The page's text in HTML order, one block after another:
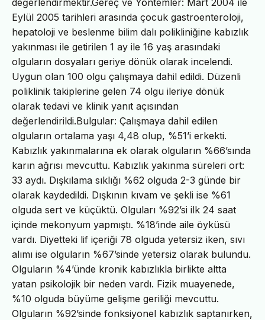
Eylül 2005 tarihleri arasında çocuk gastroenteroloji,
hepatoloji ve beslenme bilim dalı polikliniğine kabızlık
yakınması ile getirilen 1 ay ile 16 yaş arasındaki
olguların dosyaları geriye dönük olarak incelendi.
Uygun olan 100 olgu çalışmaya dahil edildi. Düzenli
poliklinik takiplerine gelen 74 olgu ileriye dönük
olarak tedavi ve klinik yanıt açısından
değerlendirildi.Bulgular: Çalışmaya dahil edilen
olguların ortalama yaşı 4,48 olup, %51’i erkekti.
Kabızlık yakınmalarına ek olarak olguların %66’sında
karın ağrısı mevcuttu. Kabızlık yakınma süreleri ort:
33 aydı. Dışkılama sıklığı %62 olguda 2-3 günde bir
olarak kaydedildi. Dışkının kıvam ve şekli ise %61
olguda sert ve küçüktü. Olguları %92’si ilk 24 saat
içinde mekonyum yapmıştı. %18’inde aile öyküsü
vardı. Diyetteki lif içeriği 78 olguda yetersiz iken, sıvı
alımı ise olguların %67’sinde yetersiz olarak bulundu.
Olguların %4’ünde kronik kabızlıkla birlikte altta
yatan psikolojik bir neden vardı. Fizik muayenede,
%10 olguda büyüme gelişme geriliği mevcuttu.
Olguların %92’sinde fonksiyonel kabızlık saptanırken,